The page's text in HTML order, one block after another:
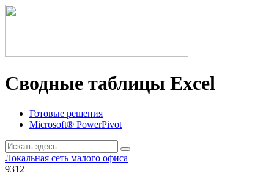
Сводные таблицы Excel
Готовые решения
Microsoft® PowerPivot
Локальная сеть малого офиса
9312